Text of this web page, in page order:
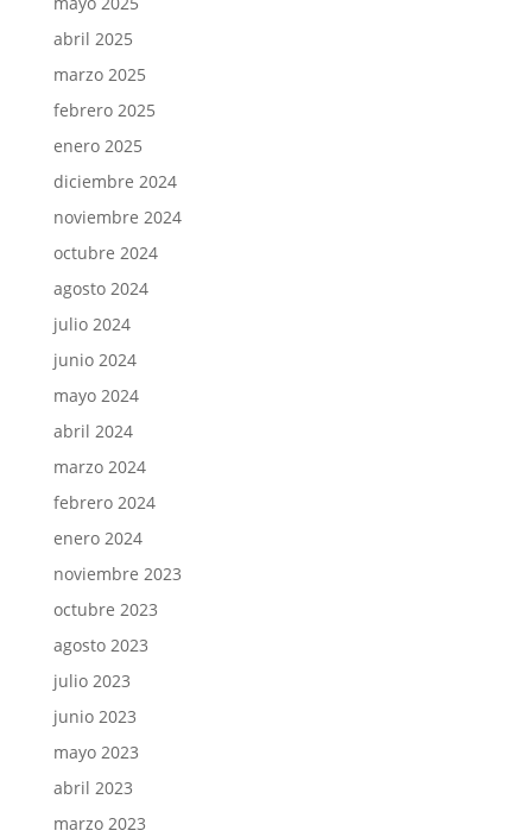
abril 2025
marzo 2025
febrero 2025
enero 2025
diciembre 2024
noviembre 2024
octubre 2024
agosto 2024
julio 2024
junio 2024
mayo 2024
abril 2024
marzo 2024
febrero 2024
enero 2024
noviembre 2023
octubre 2023
agosto 2023
julio 2023
junio 2023
mayo 2023
abril 2023
marzo 2023